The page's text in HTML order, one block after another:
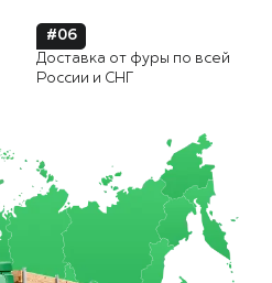
#06
Доставка от фуры по всей
России и СНГ